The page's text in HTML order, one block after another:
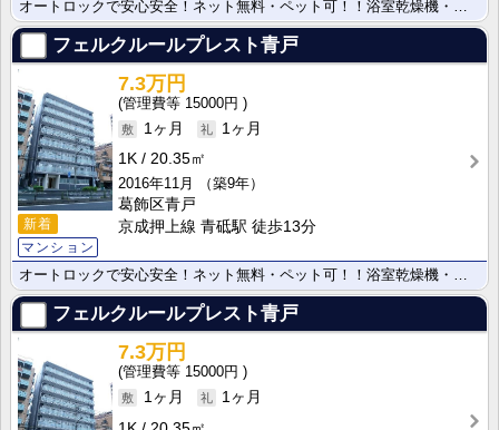
オートロックで安心安全！ネット無料・ペット可！！浴室乾燥機・宅配ボックスなどその他設備豊富☆
フェルクルールプレスト青戸
新着
マンション
7.3万円
15000円
1ヶ月
1ヶ月
1K
20.35㎡
2016年11月
（築9年）
葛飾区青戸
京成押上線 青砥駅 徒歩13分
オートロックで安心安全！ネット無料・ペット可！！浴室乾燥機・宅配ボックスなどその他設備豊富☆
フェルクルールプレスト青戸
7.3万円
15000円
1ヶ月
1ヶ月